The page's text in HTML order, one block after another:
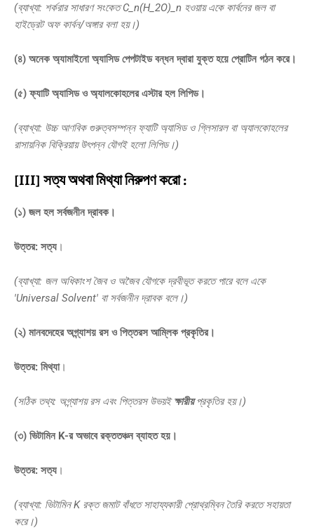
(ব্যাখ্যা: শর্করার সাধারণ সংকেতC_n(H_2O)_n হওয়ায় একে কার্বনের জল বা
হাইড্রেট অফ কার্বন/অঙ্গার বলা হয়।)
(৪) অনেক অ্যামাইনো অ্যাসিডপেপটাইডবন্ধন দ্বারা যুক্ত হয়ে প্রোটিন গঠন করে।
(৫) ফ্যাটি অ্যাসিড ও অ্যালকোহলেরএস্টারহল লিপিড।
(ব্যাখ্যা: উচ্চ আণবিক গুরুত্বসম্পন্ন ফ্যাটি অ্যাসিড ও গ্লিসারল বা অ্যালকোহলের
রাসায়নিক বিক্রিয়ায় উৎপন্ন যৌগই হলো লিপিড।)
[III] সত্য অথবা মিথ্যা নিরুপণ করো :
(১) জল হল সর্বজনীন দ্রাবক।
উত্তর: সত্য ।
(ব্যাখ্যা: জল অধিকাংশ জৈব ও অজৈব যৌগকে দ্রবীভূত করতে পারে বলে একে
'Universal Solvent' বা সর্বজনীন দ্রাবক বলে।)
(২) মানবদেহের অগ্ন্যাশয় রস ও পিত্তরস আম্লিক প্রকৃতির।
উত্তর: মিথ্যা।
(সঠিক তথ্য: অগ্ন্যাশয় রস এবং পিত্তরস উভয়ইক্ষারীয়প্রকৃতির হয়।)
(৩) ভিটামিন K-র অভাবে রক্ততঞ্চন ব্যাহত হয়।
উত্তর: সত্য ।
(ব্যাখ্যা: ভিটামিন K রক্ত জমাট বাঁধতে সাহায্যকারী প্রোথ্রম্বিন তৈরি করতে সহায়তা
করে।)